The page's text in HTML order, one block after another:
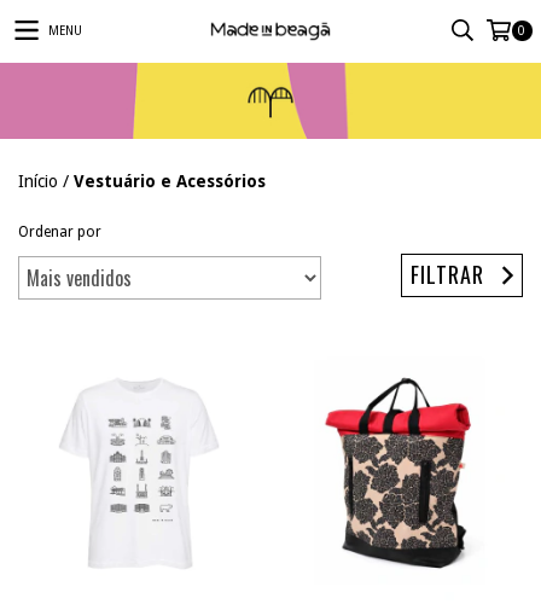
MENU 0
Início / Vestuário e Acessórios
Ordenar por
FILTRAR